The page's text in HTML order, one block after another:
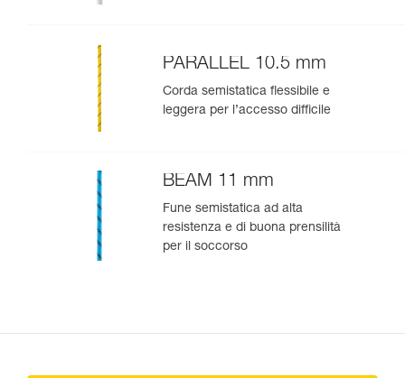
PARALLEL 10.5 mm
Corda semistatica flessibile e
leggera per l’accesso difficile
BEAM 11 mm
Fune semistatica ad alta
resistenza e di buona prensilità
per il soccorso